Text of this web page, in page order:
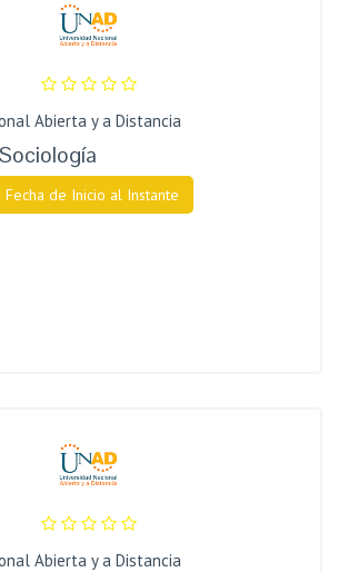
Abierta y a Distancia
Fecha de Inicio al Instante
Abierta y a Distancia